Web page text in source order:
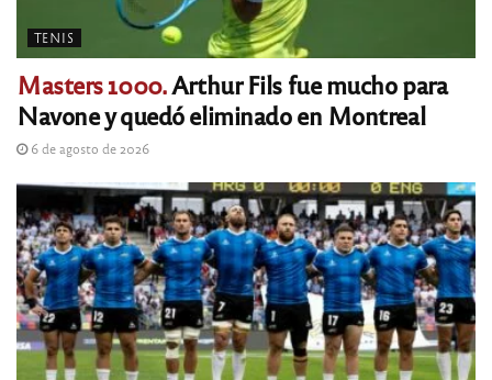
TENIS
Masters 1000.Arthur Fils fue mucho para
Navone y quedó eliminado en Montreal
6 de agosto de 2026